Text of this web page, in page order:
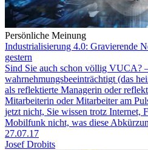
Persönliche Meinung
Industrialisierung 4.0: Gravierende
gestern
Sind Sie auch schon völlig VUCA?
wahrnehmungsbeeinträchtigt (das
als reflektierte Managerin oder
Mitarbeiterin oder Mitarbeiter am
jetzt nicht, Sie wissen trotz Internet,
Mobilfunk nicht, was diese
27.07.17
Josef Drobits